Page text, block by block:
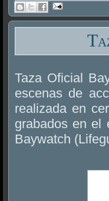
Taza Oficial
escenas de
realizada en
grabados en el
Baywatch